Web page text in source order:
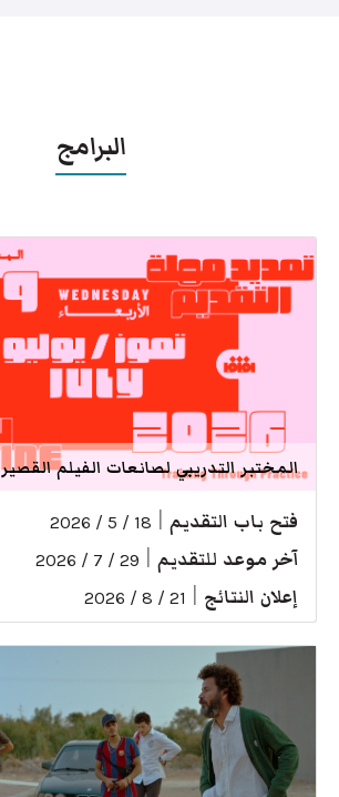
البرامج
المختبر التدريبي لصانعات الفيلم القصير
فتح باب التقديم 18 / 5 / 2026
آخر موعد للتقديم 29 / 7 / 2026
إعلان النتائج 21 / 8 / 2026